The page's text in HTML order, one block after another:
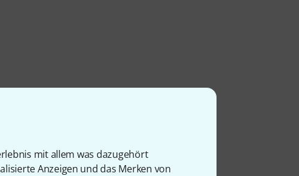
mit allem was dazugehört
Anzeigen und das Merken von